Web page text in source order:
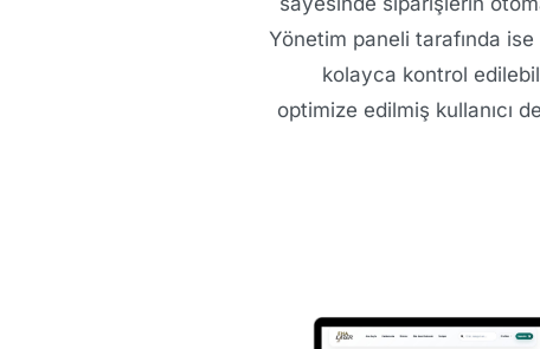
Yönetim paneli tarafında
kolayca kontrol
optimize edilmiş kullanıcı